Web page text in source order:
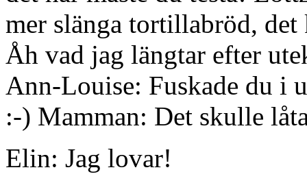
mer slänga tortillabröd,
Åh vad jag längtar efter
Ann-Louise: Fuskade du i
:-) Mamman: Det skulle
Elin: Jag lovar!